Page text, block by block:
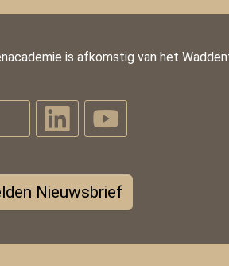
is afkomstig van het
Nieuwsbrief